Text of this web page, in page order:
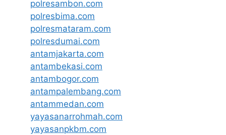
polresambon.com
polresbima.com
polresmataram.com
polresdumai.com
antamjakarta.com
antambekasi.com
antambogor.com
antampalembang.com
antammedan.com
yayasanarrohmah.com
yayasanpkbm.com